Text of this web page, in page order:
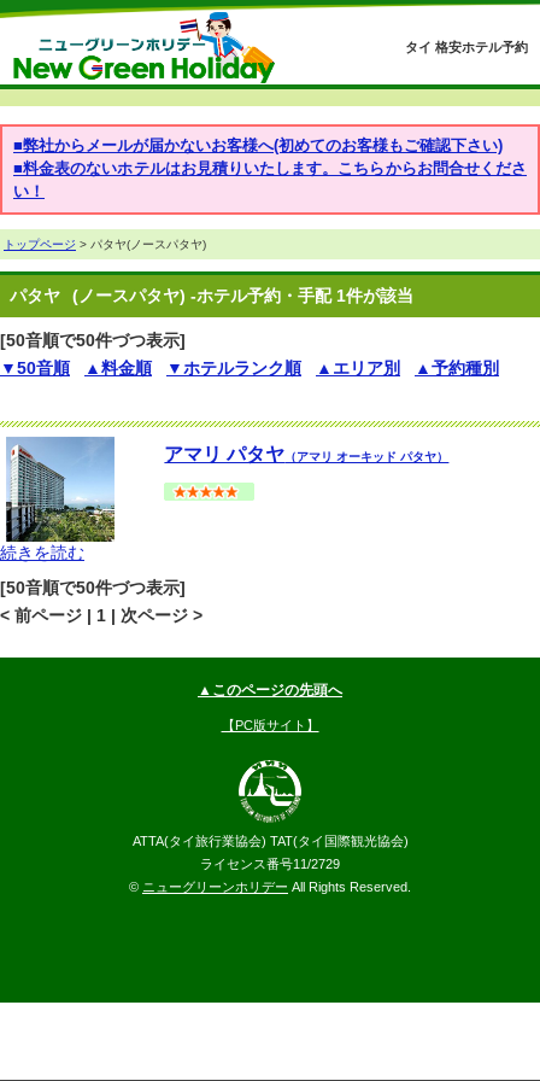
タイ 格安ホテル予約
■弊社からメールが届かないお客様へ(初めてのお客様もご確認下さい)
■料金表のないホテルはお見積りいたします。こちらからお問合せくださ
い！
トップページ > パタヤ(ノースパタヤ)
パタヤ (ノースパタヤ) -ホテル予約・手配 1件が該当
[50音順で50件づつ表示]
▼50音順
▲料金順 ▼ホテルランク順 ▲エリア別 ▲予約種別
アマリ パタヤ （アマリ オーキッド パタヤ）
続きを読む
[50音順で50件づつ表示]
< 前ページ | 1 | 次ページ >
▲このページの先頭へ
【PC版サイト】
ATTA(タイ旅行業協会) TAT(タイ国際観光協会)
ライセンス番号11/2729
© ニューグリーンホリデー All Rights Reserved.